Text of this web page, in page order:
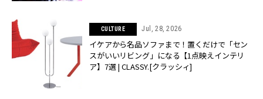
CULTURE Jul, 28, 2026
イケアから名品ソファまで！置くだけで「セン
スがいいリビング」になる【1点映えインテリ
ア】7選 | CLASSY.[クラッシィ]